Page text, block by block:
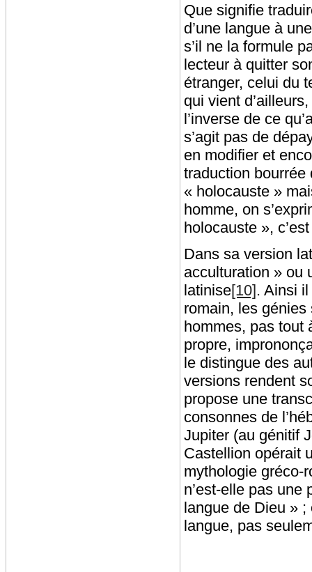
Que signifie
d’une langue à
s’il ne la formule
lecteur à quitter
étranger, celui du
qui vient
l’inverse de ce
s’agit pas de
en modifier et
traduction bourrée
« holocauste »
homme, on
holocauste »,
Dans sa version
acculturation » ou
latinise[10]. Ainsi
romain, les
hommes, pas tout
propre,
le distingue des
versions rendent
propose une
consonnes de
Jupiter (au génitif
Castellion opérait
mythologie gréco-
n’est-elle pas une
langue de Dieu » ;
langue, pas